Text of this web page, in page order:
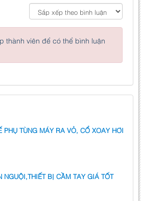
thành viên để có thể bình luận
PHỤ TÙNG MÁY RA VỎ, CỔ XOAY HƠI
NGUỘI,THIẾT BỊ CẦM TAY GIÁ TỐT